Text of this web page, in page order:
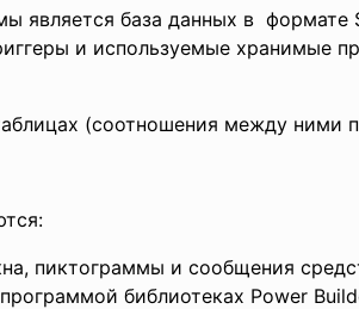
является база данных в формате
и используемые хранимые
(соотношения между ними
пиктограммы и сообщения
библиотеках Power